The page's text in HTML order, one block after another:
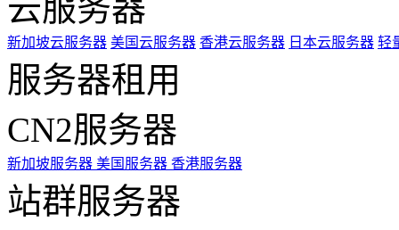
云服务器
新加坡云服务器 美国云服务器 香港云服务器 日本云服务器 轻
服务器租用
CN2服务器
新加坡服务器 美国服务器 香港服务器
站群服务器